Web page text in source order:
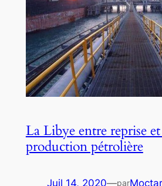
La Libye entre reprise
production pétrolière
Juil 14, 2020—par